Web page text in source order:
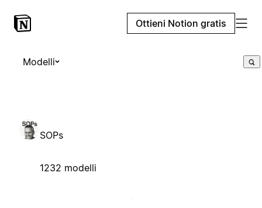
Ottieni Notion gratis
Modelli
SOPs
1232 modelli